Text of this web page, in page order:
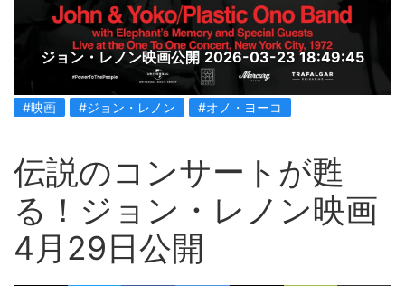
ジョン・レノン映画公開 2026-03-23 18:49:45
#映画 #ジョン・レノン #オノ・ヨーコ
伝説のコンサートが甦
る！ジョン・レノン映画
4月29日公開